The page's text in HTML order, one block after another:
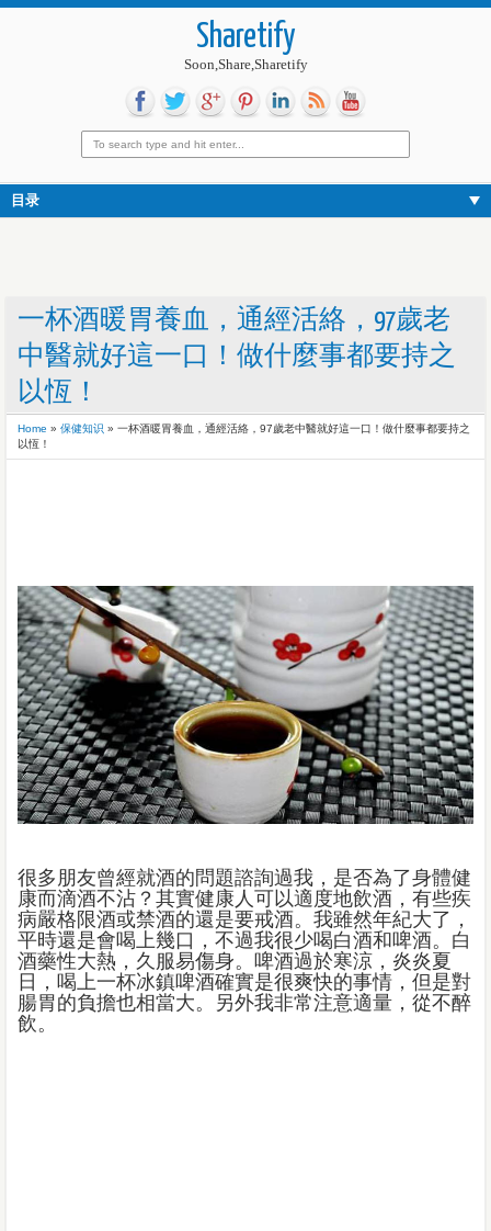
Sharetify
Soon,Share,Sharetify
目录
一杯酒暖胃養血，通經活絡，97歲老
中醫就好這一口！做什麼事都要持之
以恆！
Home » 保健知识 » 一杯酒暖胃養血，通經活絡，97歲老中醫就好這一口！做什麼事都要持之
以恆！
很多朋友曾經就酒的問題諮詢過我，是否為了身體健
康而滴酒不沾？其實健康人可以適度地飲酒，有些疾
病嚴格限酒或禁酒的還是要戒酒。我雖然年紀大了，
平時還是會喝上幾口，不過我很少喝白酒和啤酒。白
酒藥性大熱，久服易傷身。啤酒過於寒涼，炎炎夏
日，喝上一杯冰鎮啤酒確實是很爽快的事情，但是對
腸胃的負擔也相當大。另外我非常注意適量，從不醉
飲。